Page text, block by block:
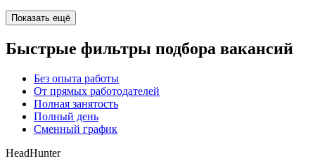
Показать ещё
Быстрые фильтры подбора вакансий
Без опыта работы
От прямых работодателей
Полная занятость
Полный день
Сменный график
HeadHunter